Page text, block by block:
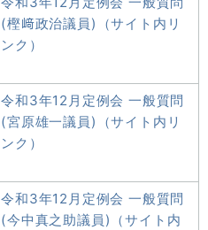
(樫﨑政治議員)（サイト内リ
ンク）
令和3年12月定例会 一般質問
(宮原雄一議員)（サイト内リ
ンク）
令和3年12月定例会 一般質問
(今中真之助議員)（サイト内